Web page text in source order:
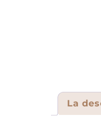
La